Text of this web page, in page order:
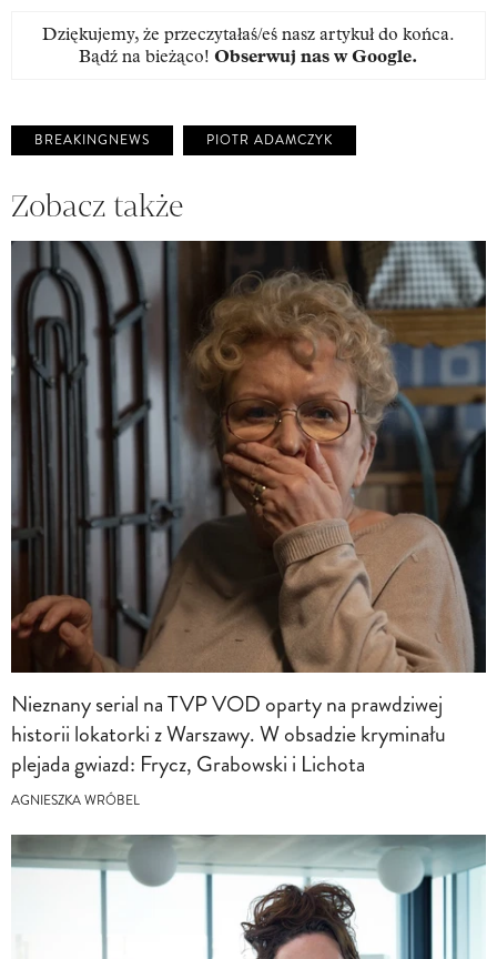
Dziękujemy, że przeczytałaś/eś nasz artykuł do końca.
Bądź na bieżąco! Obserwuj nas w Google.
BREAKINGNEWS PIOTR ADAMCZYK
Zobacz także
Nieznany serial na TVP VOD oparty na prawdziwej
historii lokatorki z Warszawy. W obsadzie kryminału
plejada gwiazd: Frycz, Grabowski i Lichota
AGNIESZKA WRÓBEL